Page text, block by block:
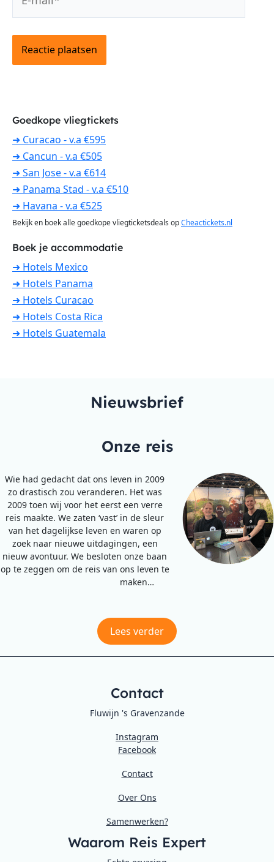
Goedkope vliegtickets
➜ Curacao - v.a €595
➜ Cancun - v.a €505
➜ San Jose - v.a €614
➜ Panama Stad - v.a €510
➜ Havana - v.a €525
Bekijk en boek alle goedkope vliegticketsdeals opCheactickets.nl
Boek je accommodatie
➜ Hotels Mexico
➜ Hotels Panama
➜ Hotels Curacao
➜ Hotels Costa Rica
➜ Hotels Guatemala
mail*
Nieuwsbrief
Onze reis
Wie had gedacht dat ons leven in 2009
zo drastisch zou veranderen. Het was
2009 toen wij voor het eerst een verre
reis maakte. We zaten ‘vast’ in de sleur
van het dagelijkse leven en waren op
zoek naar nieuwe uitdagingen, een
nieuw avontuur. We besloten onze baan
op te zeggen om de reis van ons leven te
maken…
Lees verder
Contact
Fluwijn 's Gravenzande
Instagram
Facebook
Contact
Over Ons
Samenwerken?
Waarom Reis Expert